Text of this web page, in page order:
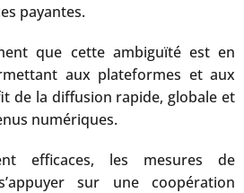
payantes.
que cette ambiguïté est en
aux plateformes et aux
de la diffusion rapide, globale et
numériques.
efficaces, les mesures de
sur une coopération